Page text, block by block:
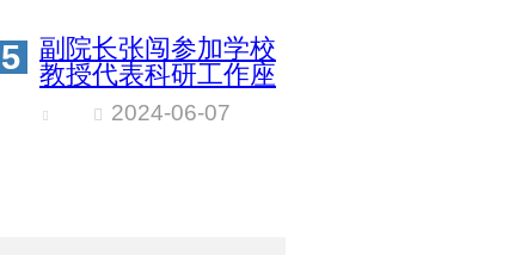
5
副院长张闯参加学校
教授代表科研工作座
2024-06-07